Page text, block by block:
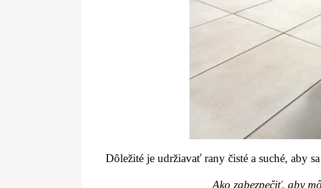
Dôležité je udržiavať rany čisté a suché, aby
Ako zabezpečiť, aby